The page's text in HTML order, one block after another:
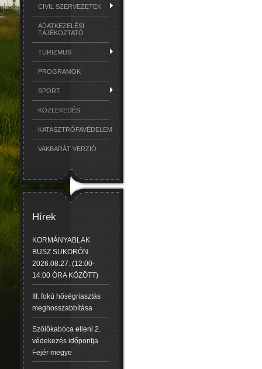
CIVIL SZERVEZETEK
ADATKEZELÉSI
TÁJÉKOZTATÓ
TURIZMUS
PROGRAMOK
SPORT
KÖZLEKEDÉS
KATASZTRÓFAVÉDELEM
VAKBARÁT VERZIÓ
Hírek
KORMÁNYABLAK
BUSZ SUKORÓN
2026.08.27. (12:00-
14:00 ÓRA KÖZÖTT)
III. fokú hőségriasztás
meghosszabbítása
Szőlőkabóca elleni 2.
védekezés időpontja
Fejér megye